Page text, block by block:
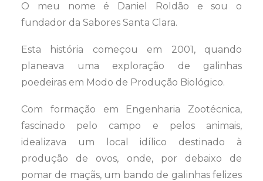
O meu nome é Daniel Roldão e sou o
fundador da Sabores Santa Clara.
Esta história começou em 2001, quando
planeava uma exploração de galinhas
poedeiras em Modo de Produção Biológico.
Com formação em Engenharia Zootécnica,
fascinado pelo campo e pelos animais,
idealizava um local idílico destinado à
produção de ovos, onde, por debaixo de
pomar de maçãs, um bando de galinhas felizes